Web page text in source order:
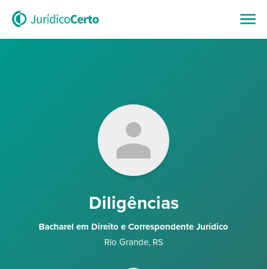
Diligências
Bacharel em Direito e Correspondente Jurídico
Rio Grande, RS